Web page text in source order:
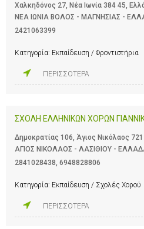
Χαλκηδόνος 27, Νέα Ιωνία 384 45,
ΝΕΑ ΙΩΝΙΑ ΒΟΛΟΣ - ΜΑΓΝΗΣΙΑΣ -
2421063399
Κατηγορία: Εκπαίδευση / Φροντιστήρια
ΠΕΡΙΣΣΟΤΕΡΑ
ΣΧΟΛΗ ΕΛΛΗΝΙΚΩΝ ΧΟΡΩΝ
Δημοκρατίας 106, Άγιος Νικόλαος
ΑΓΙΟΣ ΝΙΚΟΛΑΟΣ - ΛΑΣΙΘΙΟΥ -
2841028438 6948828806
Κατηγορία: Εκπαίδευση / Σχολές Χορού
ΠΕΡΙΣΣΟΤΕΡΑ